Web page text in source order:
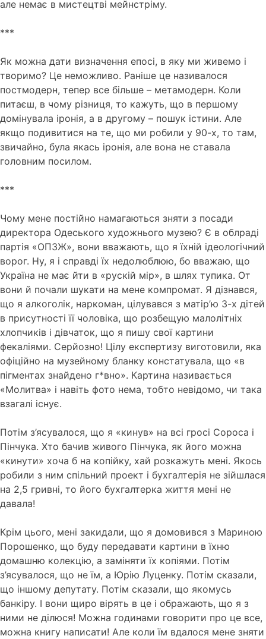
але немає в мистецтві мейнстріму.
***
Як можна дати визначення епосі, в яку ми живемо і
творимо? Це неможливо. Раніше це називалося
постмодерн, тепер все більше – метамодерн. Коли
питаєш, в чому різниця, то кажуть, що в першому
домінувала іронія, а в другому – пошук істини. Але
якщо подивитися на те, що ми робили у 90-х, то там,
звичайно, була якась іронія, але вона не ставала
головним посилом.
***
Чому мене постійно намагаються зняти з посади
директора Одеського художнього музею? Є в облраді
партія «ОПЗЖ», вони вважають, що я їхній ідеологічний
ворог. Ну, я і справді їх недолюблюю, бо вважаю, що
Україна не має йти в «рускій мір», в шлях тупика. От
вони й почали шукати на мене компромат. Я дізнався,
що я алкоголік, наркоман, цілувався з матір’ю 3-х дітей
в присутності її чоловіка, що розбещую малолітніх
хлопчиків і дівчаток, що я пишу свої картини
фекаліями. Серйозно! Цілу експертизу виготовили, яка
офіційно на музейному бланку констатувала, що «в
пігментах знайдено г*вно». Картина називається
«Молитва» і навіть фото нема, тобто невідомо, чи така
взагалі існує.
Потім з’ясувалося, що я «кинув» на всі гросі Сороса і
Пінчука. Хто бачив живого Пінчука, як його можна
«кинути» хоча б на копійку, хай розкажуть мені. Якось
робили з ним спільний проект і бухгалтерія не зійшлася
на 2,5 гривні, то його бухгалтерка життя мені не
давала!
Крім цього, мені закидали, що я домовився з Мариною
Порошенко, що буду передавати картини в їхню
домашню колекцію, а заміняти їх копіями. Потім
з’ясувалося, що не їм, а Юрію Луценку. Потім сказали,
що іншому депутату. Потім сказали, що якомусь
банкіру. І вони щиро вірять в це і ображають, що я з
ними не ділюся! Можна годинами говорити про це все,
можна книгу написати! Але коли їм вдалося мене зняти